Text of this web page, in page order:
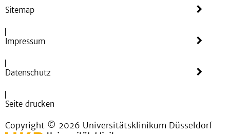
Sitemap
Impressum
Datenschutz
Seite drucken
Copyright © 2026 Universitätsklinikum Düsseldorf